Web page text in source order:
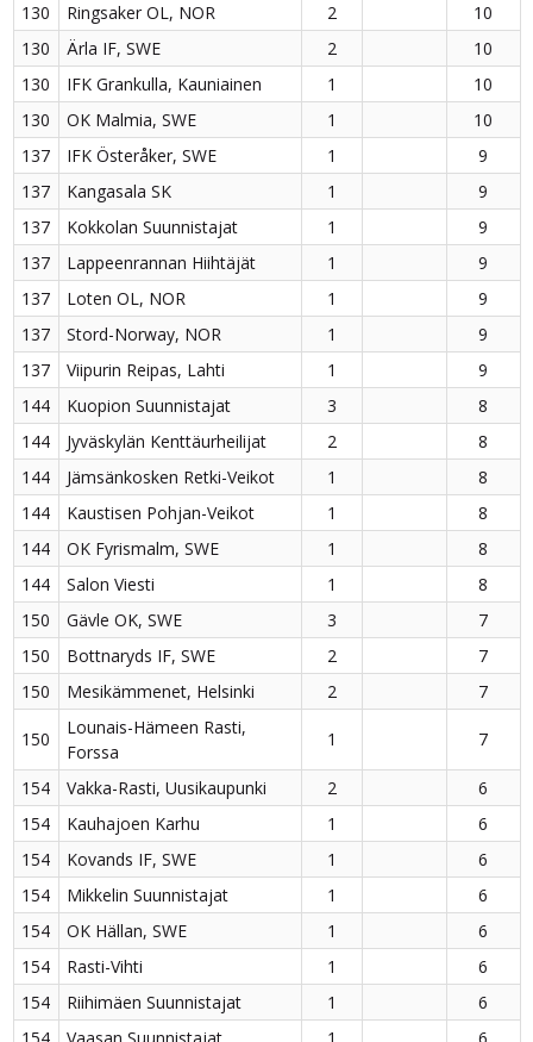
130
Ringsaker OL, NOR 2
10
130
Ärla IF, SWE 2
10
130
IFK Grankulla, Kauniainen 1
10
130
OK Malmia, SWE 1
10
137
IFK Österåker, SWE 1
9
137
Kangasala SK 1
9
137
Kokkolan Suunnistajat 1
9
137
Lappeenrannan Hiihtäjät 1
9
137
Loten OL, NOR 1
9
137
Stord-Norway, NOR 1
9
137
Viipurin Reipas, Lahti 1
9
144
Kuopion Suunnistajat 3
8
144
Jyväskylän Kenttäurheilijat 2
8
144
Jämsänkosken Retki-Veikot 1
8
144
Kaustisen Pohjan-Veikot 1
8
144
OK Fyrismalm, SWE 1
8
144
Salon Viesti 1
8
150
Gävle OK, SWE 3
7
150
Bottnaryds IF, SWE 2
7
150
Mesikämmenet, Helsinki 2 7
150
Lounais-Hämeen Rasti,
Forssa
1 7
154 Vakka-Rasti, Uusikaupunki 2
6
154
Kauhajoen Karhu 1
6
154
Kovands IF, SWE 1
6
154
Mikkelin Suunnistajat 1
6
154
OK Hällan, SWE 1
6
154
Rasti-Vihti 1
6
154
Riihimäen Suunnistajat 1
6
154
Vaasan Suunnistajat 1 6